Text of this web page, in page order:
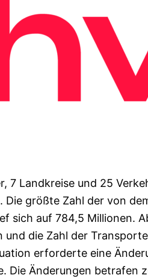
7 Landkreise und 25
Die größte Zahl der von
sich auf 784,5 Millionen.
und die Zahl der
erforderte eine
Die Änderungen betrafen